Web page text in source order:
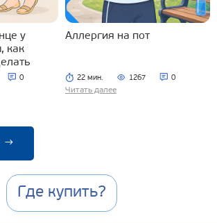
у
как
0
Аллергия на пот
22 мин. 1267 0
Читать далее
→
Где купить?